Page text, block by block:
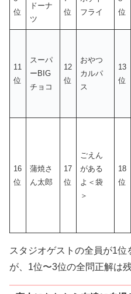
位
ドーナ
ツ
位
フライ
位
11
位
スーパ
ーBIG
チョコ
12
位
おやつ
カルパ
ス
13
位
16
位
蒲焼さ
ん太郎
17
位
ごえん
がある
よ＜袋
＞
18
位
スタジオゲストの全員が1
が、1位〜3位の全問正解は